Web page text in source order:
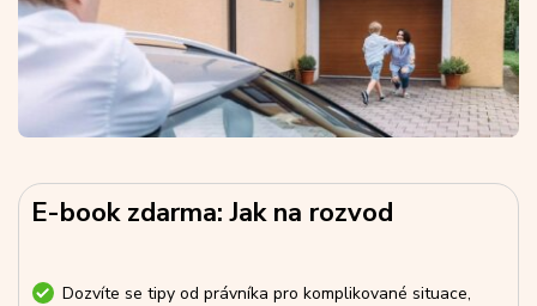
E-book zdarma: Jak na rozvod
Dozvíte se tipy od právníka pro komplikované situace,